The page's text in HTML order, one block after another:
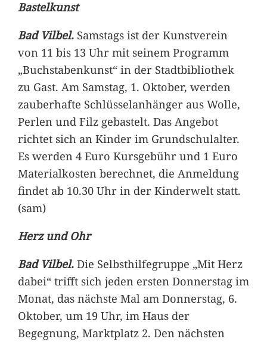
Bastelkunst
Bad Vilbel.Samstags ist der Kunstverein
von 11 bis 13 Uhr mit seinem Programm
„Buchstabenkunst“ in der Stadtbibliothek
zu Gast. Am Samstag, 1. Oktober, werden
zauberhafte Schlüsselanhänger aus Wolle,
Perlen und Filz gebastelt. Das Angebot
richtet sich an Kinder im Grundschulalter.
Es werden 4 Euro Kursgebühr und 1 Euro
Materialkosten berechnet, die Anmeldung
findet ab 10.30 Uhr in der Kinderwelt statt.
(sam)
Herz und Ohr
Bad Vilbel.Die Selbsthilfegruppe „Mit Herz
dabei“ trifft sich jeden ersten Donnerstag im
Monat, das nächste Mal am Donnerstag, 6.
Oktober, um 19 Uhr, im Haus der
Begegnung, Marktplatz 2. Den nächsten